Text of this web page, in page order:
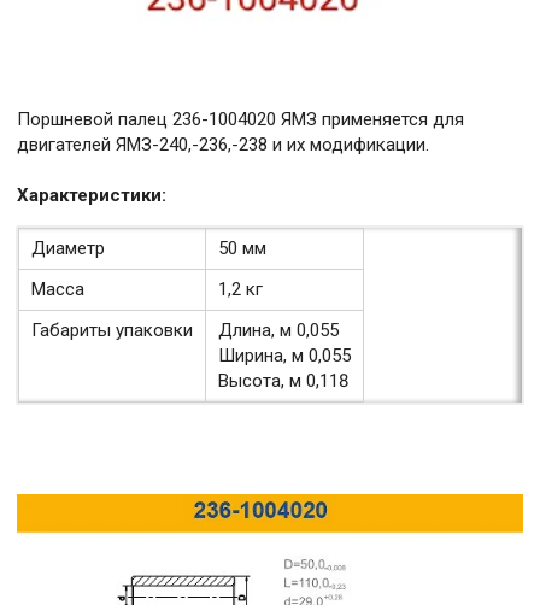
Поршневой палец 236-1004020 ЯМЗ применяется для
двигателей ЯМЗ-240,-236,-238 и их модификации.
Характеристики:
Диаметр
50 мм
Масса
1,2 кг
Габариты упаковки
Длина, м 0,055
Ширина, м 0,055
Высота, м 0,118